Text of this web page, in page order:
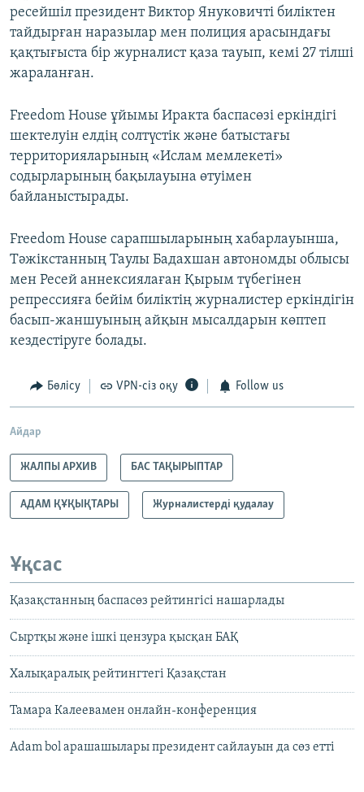
ресейшіл президент Виктор Януковичті биліктен
тайдырған наразылар мен полиция арасындағы
қақтығыста бір журналист қаза тауып, кемі 27 тілші
жараланған.
Freedom House ұйымы Иракта баспасөзі еркіндігі
шектелуін елдің солтүстік және батыстағы
территорияларының «Ислам мемлекеті»
содырларының бақылауына өтуімен
байланыстырады.
Freedom House сарапшыларының хабарлауынша,
Тәжікстанның Таулы Бадахшан автономды облысы
мен Ресей аннексиялаған Қырым түбегінен
репрессияға бейім биліктің журналистер еркіндігін
басып-жаншуының айқын мысалдарын көптеп
кездестіруге болады.
Бөлісу VPN-сіз оқу Follow us
Айдар
ЖАЛПЫ АРХИВ БАС ТАҚЫРЫПТАР
АДАМ ҚҰҚЫҚТАРЫ Журналистерді қудалау
Ұқсас
Қазақстанның баспасөз рейтингісі нашарлады
Сыртқы және ішкі цензура қысқан БАҚ
Халықаралық рейтингтегі Қазақстан
Тамара Калеевамен онлайн-конференция
Adam bol арашашылары президент сайлауын да сөз етті